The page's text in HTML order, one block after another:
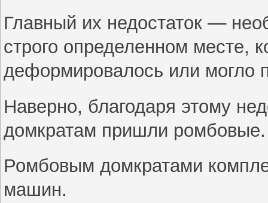
Главный их недостаток —
строго определенном месте,
деформировалось или могло
Наверно, благодаря этому
домкратам пришли ромбовые.
Ромбовым домкратами
машин.